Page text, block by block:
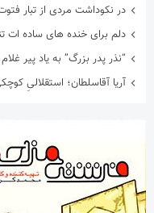
در نکوداشت مردی از تبار
دلم برای خنده های ساده
“نذر پدر بزرگ” به یاد پیر
آریا آقاسلطان؛ استقلالیِ